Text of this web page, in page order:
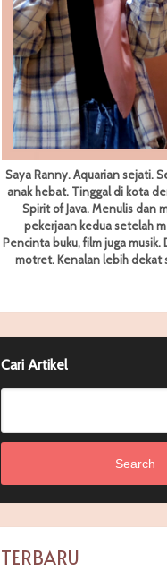
Saya Ranny. Aquarian sejati.
anak hebat. Tinggal di kota
Spirit of Java. Menulis dan
pekerjaan kedua setelah
Pencinta buku, film juga musik.
motret.Kenalan lebih dekat
Cari Artikel
Search
TERBARU